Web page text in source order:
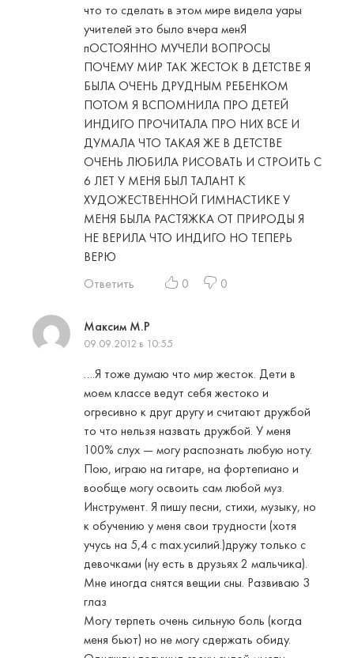
что то сделать в этом мире видела уары
учителей это было вчера менЯ
пОСТОЯННО МУЧЕЛИ ВОПРОСЫ
ПОЧЕМУ МИР ТАК ЖЕСТОК В ДЕТСТВЕ Я
БЫЛА ОЧЕНЬ ДРУДНЫМ РЕБЕНКОМ
ПОТОМ Я ВСПОМНИЛА ПРО ДЕТЕЙ
ИНДИГО ПРОЧИТАЛА ПРО НИХ ВСЕ И
ДУМАЛА ЧТО ТАКАЯ ЖЕ В ДЕТСТВЕ
ОЧЕНЬ ЛЮБИЛА РИСОВАТЬ И СТРОИТЬ С
6 ЛЕТ У МЕНЯ БЫЛ ТАЛАНТ К
ХУДОЖЕСТВЕННОЙ ГИМНАСТИКЕ У
МЕНЯ БЫЛА РАСТЯЖКА ОТ ПРИРОДЫ Я
НЕ ВЕРИЛА ЧТО ИНДИГО НО ТЕПЕРЬ
ВЕРЮ
Ответить
0 0
Максим М.Р
09.09.2012 в 10:55
….Я тоже думаю что мир жесток. Дети в
моем классе ведут себя жестоко и
огресивно к друг другу и считают дружбой
то что нельзя назвать дружбой. У меня
100% слух — могу распознать любую ноту.
Пою, играю на гитаре, на фортепиано и
вообще могу освоить сам любой муз.
Инструмент. Я пишу песни, стихи, музыку, но
к обучению у меня свои трудности (хотя
учусь на 5,4 с max.усилий.)дружу только с
девочками (ну есть в друзьях 2 мальчика).
Мне иногда снятся вещии сны. Развиваю 3
глаз
Могу терпеть очень сильную боль (когда
меня бьют) но не могу сдержать обиду.